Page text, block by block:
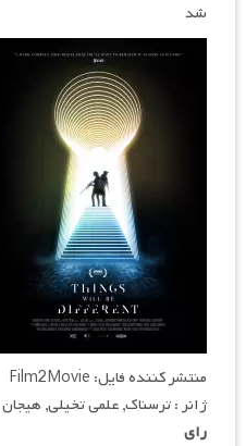
شد
منتشر کننده فایل: Film2Movie
ژانر : ترسناک, علمی تخیلی,
رای